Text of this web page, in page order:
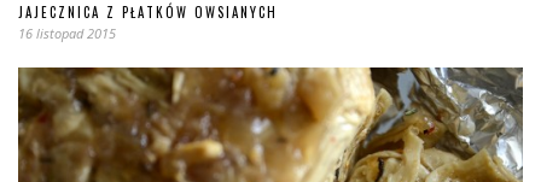
JAJECZNICA Z PŁATKÓW OWSIANYCH
16 listopad 2015